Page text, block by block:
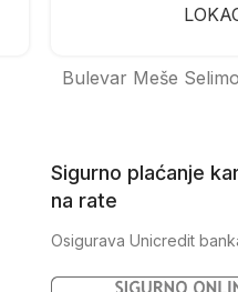
Bulevar Meše
Sigurno plaćanje
na rate
Osigurava Unicredit